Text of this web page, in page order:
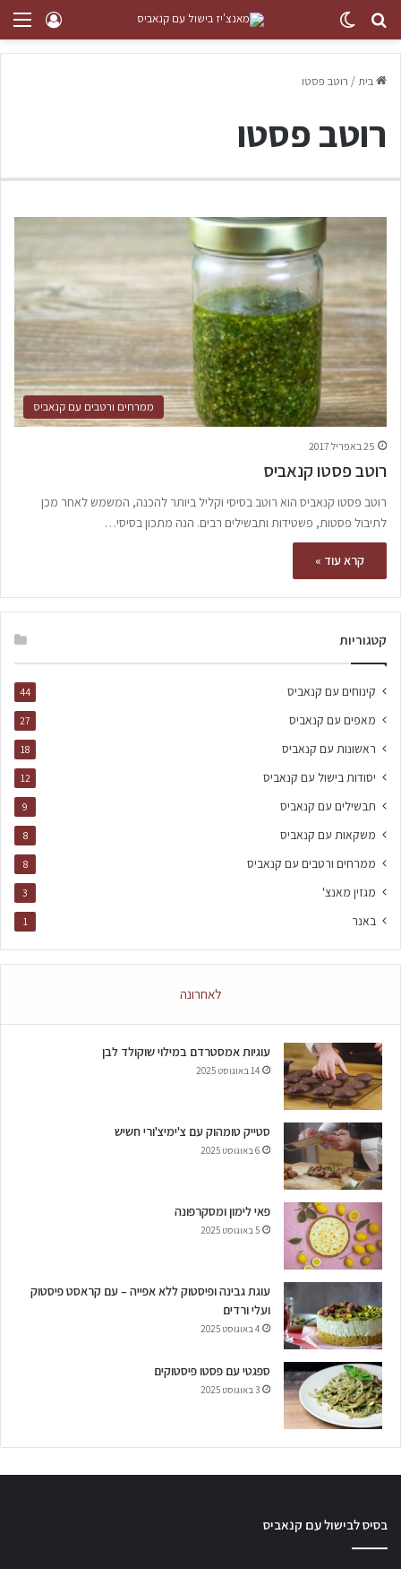
בית/ רוטב פסטו
רוטב פסטו
ממרחים ורטבים עם קנאביס
25 באפריל 2017
רוטב פסטו קנאביס
רוטב פסטו קנאביס הוא רוטב בסיסי וקליל ביותר להכנה, המשמש לאחר מכן
לתיבול פסטות, פשטידות ותבשילים רבים. הנה מתכון בסיסי…
קרא עוד »
קטגוריות
קינוחים עם קנאביס 44
מאפים עם קנאביס 27
ראשונות עם קנאביס 18
יסודות בישול עם קנאביס 12
תבשילים עם קנאביס 9
משקאות עם קנאביס 8
ממרחים ורטבים עם קנאביס 8
מגזין מאנצ' 3
באנר 1
לאחרונה
עוגיות אמסטרדם במילוי שוקולד לבן
14 באוגוסט 2025
סטייק טומהוק עם צ'ימיצ'ורי חשיש
6 באוגוסט 2025
פאי לימון ומסקרפונה
5 באוגוסט 2025
עוגת גבינה ופיסטוק ללא אפייה – עם קראסט פיסטוק
ועלי ורדים
4 באוגוסט 2025
ספגטי עם פסטו פיסטוקים
3 באוגוסט 2025
בסיס לבישול עם קנאביס